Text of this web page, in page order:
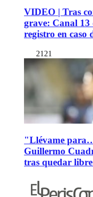
VIDEO | Tras
grave: Canal
registro en caso
2121
"Llévame
Guillermo
tras quedar